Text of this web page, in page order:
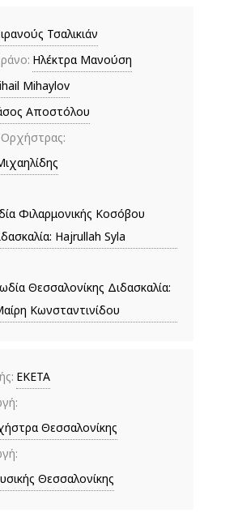
Τσαλικιάν
Ηλέκτρα Μανούση
Mihaylov
Αποστόλου
Φιλαρμονικής Κοσόβου
Hajrullah Syla
Θεσσαλονίκης Διδασκαλία:
Κωνσταντινίδου
ΕΚΕΤΑ
Θεσσαλονίκης
Θεσσαλονίκης